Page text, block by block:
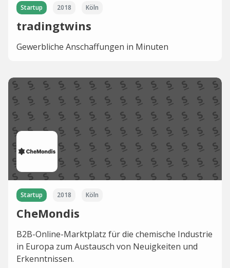
Startup 2018 Köln
tradingtwins
Gewerbliche Anschaffungen in Minuten
Startup 2018 Köln
CheMondis
B2B-Online-Marktplatz für die chemische Industrie
in Europa zum Austausch von Neuigkeiten und
Erkenntnissen.